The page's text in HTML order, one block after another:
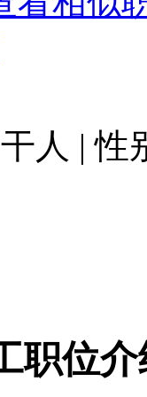
人 | 性
职位介